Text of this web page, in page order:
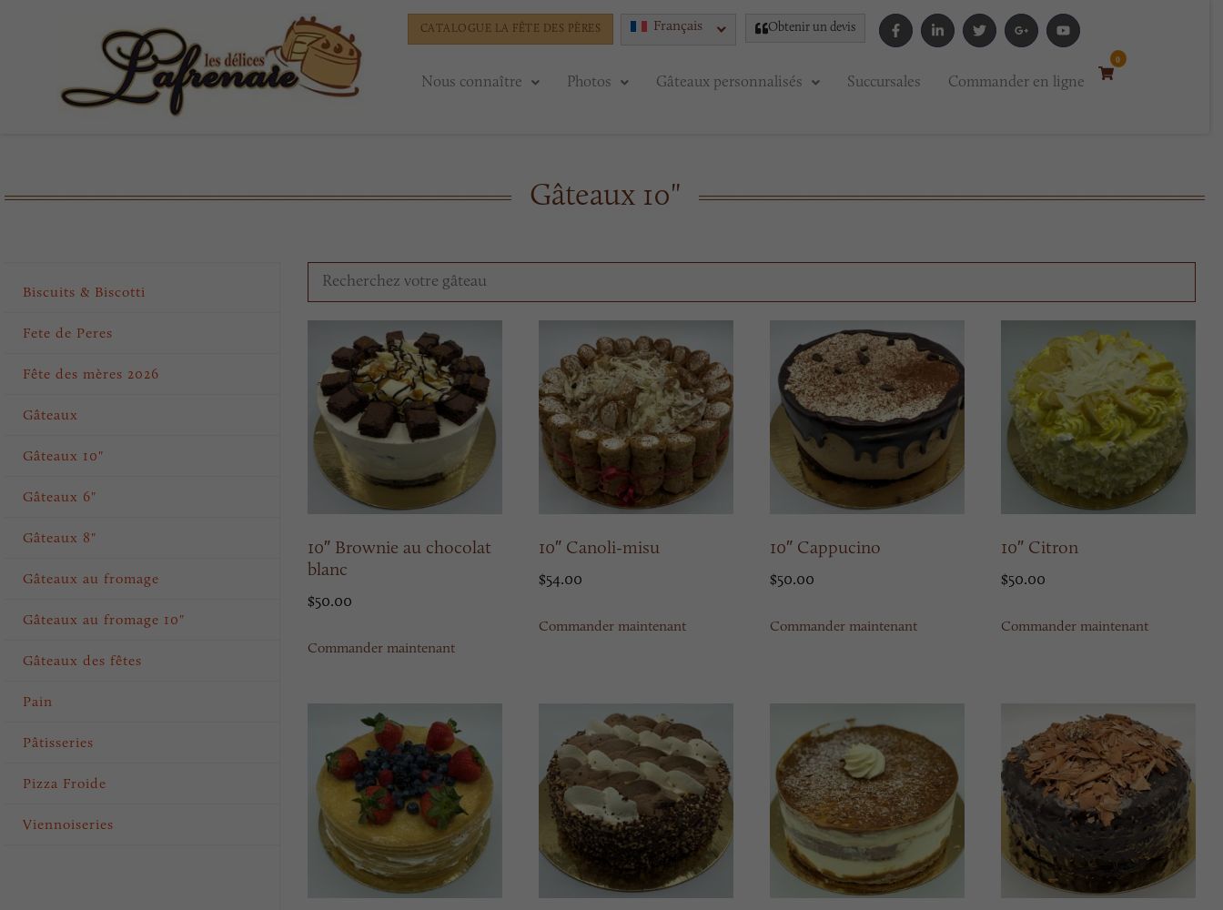
CATALOGUE LA FÊTE DES PÈRES Français Obtenir un devis
Nous connaître Photos Gâteaux personnalisés Succursales Commander en ligne
0
Gâteaux 10"
Biscuits & Biscotti
Fete de Peres
Fête des mères 2026
Gâteaux
Gâteaux 10"
Gâteaux 6"
Gâteaux 8"
Gâteaux au fromage
Gâteaux au fromage 10"
Gâteaux des fêtes
Pain
Pâtisseries
Pizza Froide
Viennoiseries
10″ Brownie au chocolat
blanc
$50.00
Commander maintenant
10″ Canoli-misu
$54.00
Commander maintenant
10″ Cappucino
$50.00
Commander maintenant
10″ Citron
$50.00
Commander maintenant